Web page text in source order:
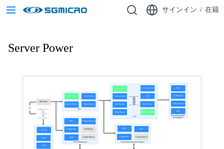
サインイン / 在籍
Server Power
Power Protection
& Feedback
LDO
BUCK
REF
OPA
Comparator
REF
D-Type Flip Flop
Gate Driver
Temp Sensor ISO Power
Temp Sensor
LV GaN/MOS
REF
Gate Driver
REF
Comparator
OPA
Comparator
Current Sense
REF
SiC/GaN
Isolate Driver
SiC/GaN
Isolate Driver
ORing Controller
EMI Filter
ATS Relay
Current Sensor Current Sensor
LLC
PFC
Power Protection
OPA
Power Protection & Feedback
AC